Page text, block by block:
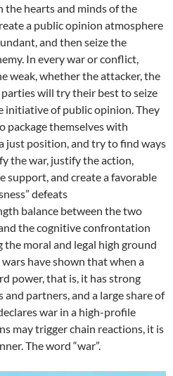
the hearts and minds of the
a public opinion atmosphere
and then seize the
In every war or conflict,
weak, whether the attacker, the
will try their best to seize
initiative of public opinion. They
package themselves with
just position, and try to find ways
the war, justify the action,
support, and create a favorable
defeats
balance between the two
the cognitive confrontation
moral and legal high ground
have shown that when a
power, that is, it has strong
partners, and a large share of
war in a high-profile
may trigger chain reactions, it is
The word “war”.